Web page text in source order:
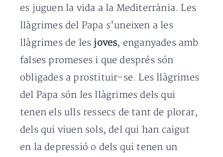
es juguen la vida a la Mediterrània. Les
llàgrimes del Papa s’uneixen a les
llàgrimes de les joves, enganyades amb
falses promeses i que després són
obligades a prostituir-se. Les llàgrimes
del Papa són les llàgrimes dels qui
tenen els ulls ressecs de tant de plorar,
dels qui viuen sols, del qui han caigut
en la depressió o dels qui tenen un